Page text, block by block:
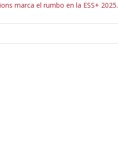
marca el rumbo en la ESS+ 2025.